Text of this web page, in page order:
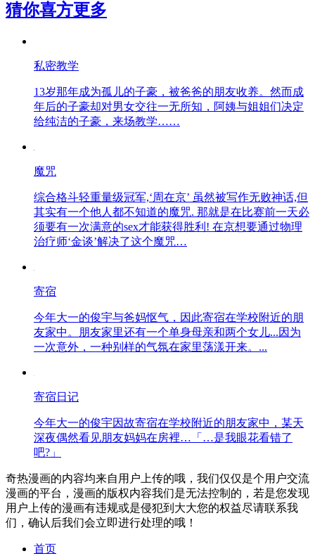
猜你喜方更多
私密教学
13岁那年成为孤儿的子豪，被爸爸的朋友收养。然而成
年后的子豪却对男女交往一无所知，阿姨与姐姐们决定
给纯洁的子豪，来场教学……
魔咒
综合格斗轻重量级冠军,‘周在京’ 虽然被写作无败神话,但
其实有一个他人都不知道的魔咒. 那就是在比赛前一天必
须要有一次满意的sex才能获得胜利! 在京想要通过物理
治疗师‘金谈’解决了这个魔咒…
寄宿
今年大一的俊宇与爸妈怄气，因此寄宿在学校附近的朋
友家中。朋友家里还有一个单身母亲和两个女儿...因为
一次意外，一种别样的气氛在家里荡漾开来。...
寄宿日记
今年大一的俊宇因故寄宿在学校附近的朋友家中，某天
深夜偶然看见朋友妈妈在房裡…「…是我眼花看错了
吧?」
奇热漫画的内容均来自用户上传的哦，我们仅仅是个用户交流
漫画的平台，漫画的版权内容我们是无法控制的，若是您发现
用户上传的漫画有违规或是侵犯到大大您的权益尽请联系我
们，确认后我们会立即进行处理的哦！
首页